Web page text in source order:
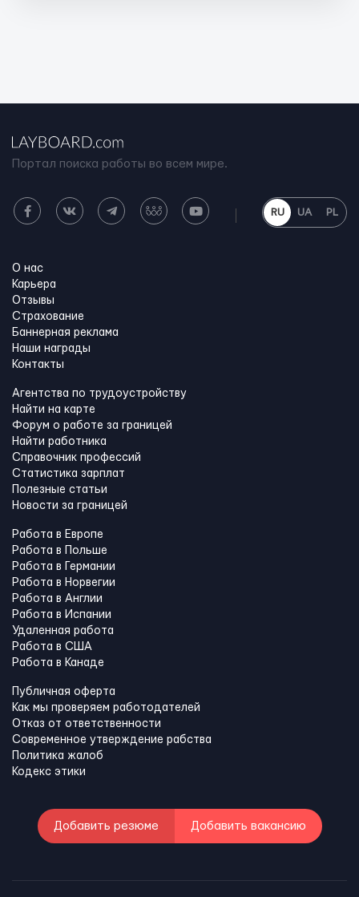
Портал поиска работы во всем мире.
RU UA PL
О нас
Карьера
Отзывы
Страхование
Баннерная реклама
Наши награды
Контакты
Агентства по трудоустройству
Найти на карте
Форум о работе за границей
Найти работника
Справочник профессий
Статистика зарплат
Полезные статьи
Новости за границей
Работа в Европе
Работа в Польше
Работа в Германии
Работа в Норвегии
Работа в Англии
Работа в Испании
Удаленная работа
Работа в США
Работа в Канадe
Публичная оферта
Как мы проверяем работодателей
Отказ от ответственности
Современное утверждение рабства
Политика жалоб
Кодекс этики
Добавить резюме Добавить вакансию